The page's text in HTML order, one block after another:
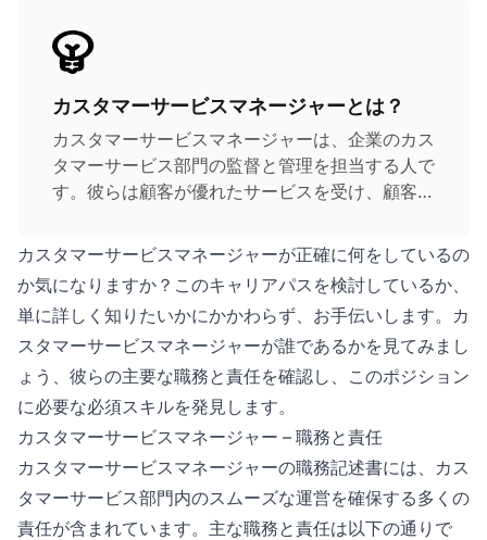
カスタマーサービスマネージャーとは？
カスタマーサービスマネージャーは、企業のカス
タマーサービス部門の監督と管理を担当する人で
す。彼らは顧客が優れたサービスを受け、顧客の
を確保し、顧客満足度とロイヤルティを向上させ
ることを主な目標とします。
カスタマーサービスマネージャーが正確に何をしているの
か気になりますか？このキャリアパスを検討しているか、
単に詳しく知りたいかにかかわらず、お手伝いします。カ
スタマーサービスマネージャーが誰であるかを見てみまし
ょう、彼らの主要な職務と責任を確認し、このポジション
に必要な必須スキルを発見します。
カスタマーサービスマネージャー – 職務と責任
カスタマーサービスマネージャーの職務記述書には、カス
タマーサービス部門内のスムーズな運営を確保する多くの
責任が含まれています。主な職務と責任は以下の通りで